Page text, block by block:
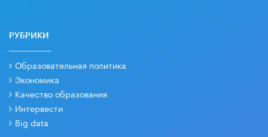
РУБРИКИ
Образовательная политика
Экономика
Качество образования
Интервести
Big data